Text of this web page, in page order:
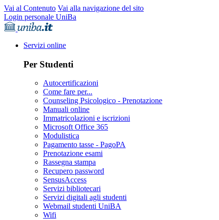
Vai al Contenuto Vai alla navigazione del sito
Login personale UniBa
Servizi online
Per Studenti
Autocertificazioni
Come fare per...
Counseling Psicologico - Prenotazione
Manuali online
Immatricolazioni e iscrizioni
Microsoft Office 365
Modulistica
Pagamento tasse - PagoPA
Prenotazione esami
Rassegna stampa
Recupero password
SensusAccess
Servizi bibliotecari
Servizi digitali agli studenti
Webmail studenti UniBA
Wifi